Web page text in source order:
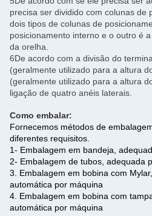
precisa ser dividido com colunas de
dois tipos de colunas de
posicionamento interno e o outro é
da orelha.
6De acordo com a divisão do
(geralmente utilizado para a altura
(geralmente utilizado para a altura
ligação de quatro anéis laterais.
Como embalar:
Fornecemos métodos de
diferentes requisitos.
1- Embalagem em bandeja,
2- Embalagem de tubos, adequada
3. Embalagem em bobina com
automática por máquina
4. Embalagem em bobina com
automática por máquina